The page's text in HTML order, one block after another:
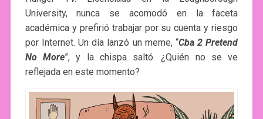
University, nunca se acomodó en la faceta
académica y prefirió trabajar por su cuenta y riesgo
por Internet. Un día lanzó un meme, “Cba 2 Pretend
No More”, y la chispa saltó. ¿Quién no se ve
reflejada en este momento?